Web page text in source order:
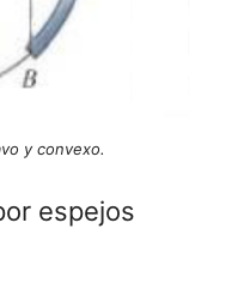
y convexo.
espejos